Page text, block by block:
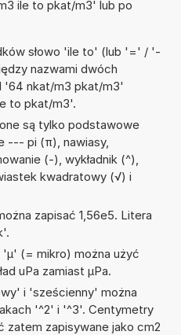
ile to pkat/m3' lub po
słowo 'ile to' (lub '=' / '-
nazwami dwóch
'64 nkat/m3 pkat/m3'
to pkat/m3'.
są tylko podstawowe
--- pi (π), nawiasy,
(-), wykładnik (^),
kwadratowy (√) i
zapisać 1,56e5. Litera
(= mikro) można użyć
uPa zamiast µPa.
i 'sześcienny' można
'^2' i '^3'. Centymetry
zatem zapisywane jako cm2